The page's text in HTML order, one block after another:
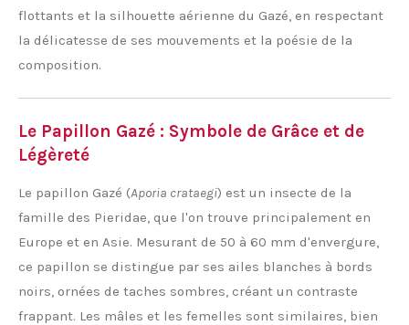
flottants et la silhouette aérienne du Gazé, en respectant
la délicatesse de ses mouvements et la poésie de la
composition.
Le Papillon Gazé : Symbole de Grâce et de
Légèreté
Le papillon Gazé (Aporia crataegi) est un insecte de la
famille des Pieridae, que l'on trouve principalement en
Europe et en Asie. Mesurant de 50 à 60 mm d'envergure,
ce papillon se distingue par ses ailes blanches à bords
noirs, ornées de taches sombres, créant un contraste
frappant. Les mâles et les femelles sont similaires, bien